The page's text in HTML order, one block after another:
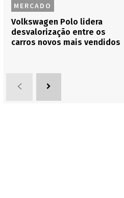
MERCADO
Volkswagen Polo lidera
desvalorização entre os
carros novos mais vendidos